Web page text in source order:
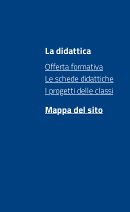
La didattica
Offerta formativa
Le schede didattiche
I progetti delle classi
Mappa del sito